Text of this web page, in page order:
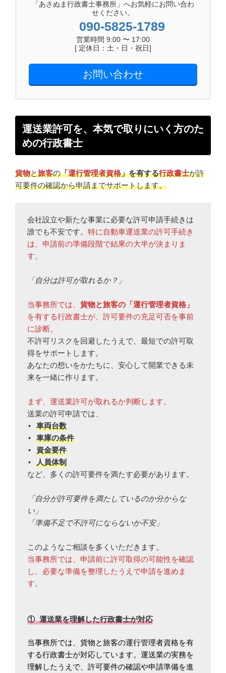
「あさぬま行政書士事務所」へお気軽にお問い合わ
せください。
090-5825-1789
営業時間 9:00 〜 17:00
[ 定休日：土・日・祝日]
お問い合わせ
運送業許可を、本気で取りにいく方のた
めの行政書士
貨物と旅客の「運行管理者資格」を有する行政書士が許
可要件の確認から申請までサポートします。
会社設立や新たな事業に必要な許可申請手続きは
誰でも不安です。 特に自動車運送業の許可手続き
は、申請前の準備段階で結果の大半が決まりま
す。
「自分は許可が取れるか？」
当事務所では、 貨物と旅客の「運行管理者資格」
を有する行政書士が、許可要件の充足可否を事前
に診断。
不許可リスクを回避したうえで、最短での許可取
得をサポートします。
あなたの想いをかたちに、安心して開業できる未
来を一緒に作ります。
まず、運送業許可が取れるか判断します。
送業の許可申請では、
• 車両台数
• 車庫の条件
• 資金要件
• 人員体制
など、多くの許可要件を満たす必要があります。
「自分が許可要件を満たしているのか分からな
い」
「準備不足で不許可にならないか不安」
このようなご相談を多くいただきます。
当事務所では、申請前に許可取得の可能性を確認
し、必要な準備を整理したうえで申請を進めま
す。
① 運送業を理解した行政書士が対応
当事務所では、貨物と旅客の運行管理者資格を有
する行政書士が対応しています。運送業の実務を
理解したうえで、許可要件の確認や申請準備を進